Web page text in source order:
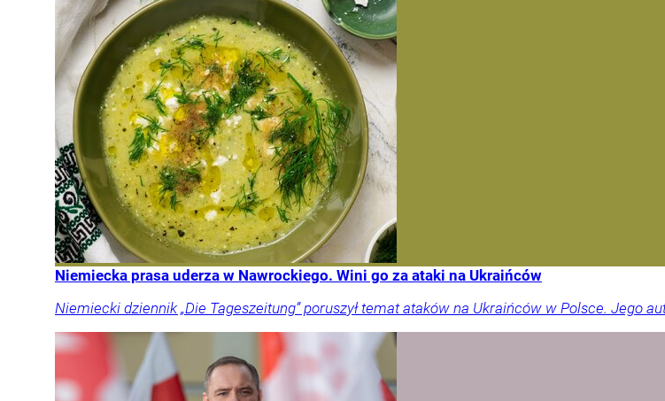
Niemiecka prasa uderza w Nawrockiego. Wini go za ataki na Ukraińców
Niemiecki dziennik „Die Tageszeitung” poruszył temat ataków na Ukraińców w Polsce. Jego